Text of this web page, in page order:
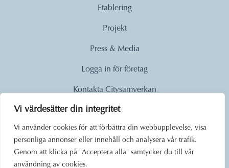
Vi värdesätter din integritet
Vi använder cookies för att förbättra din webbupplevelse, visa
personliga annonser eller innehåll och analysera vår trafik.
Genom att klicka på "Acceptera alla" samtycker du till vår
användning av cookies.
Etablering
Projekt
Press & Media
Logga in för företag
Kontakta Citysamverkan
Lund City. Alla rättigheter
förbehållna.